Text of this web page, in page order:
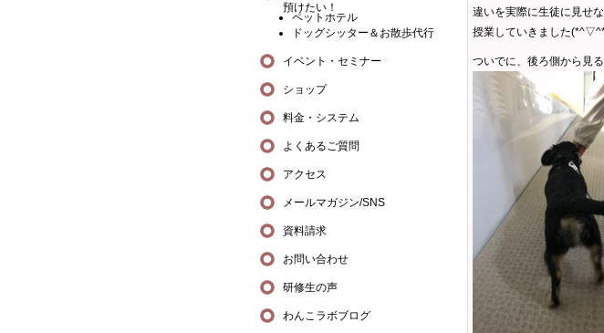
違いを実際に生徒に見せ
授業していきました
ついでに、後ろ側から見
預けたい！
ペットホテル
ドッグシッター＆お散歩代行
イベント・セミナー
ショップ
料金・システム
よくあるご質問
アクセス
メールマガジン/SNS
資料請求
お問い合わせ
研修生の声
わんこラボブログ